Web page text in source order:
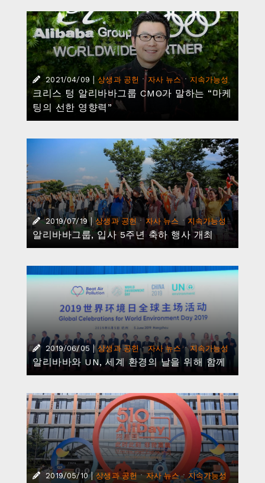
2021/04/09 상생과 공헌 ·자사 뉴스·지속가능성
크리스 텅 알리바바그룹 CMO가 말하는 “마케
팅의 선한 영향력”
2019/07/19 | 상생과 공헌·자사 뉴스 ·지속가능성
알리바바그룹, 입사 5주년 축하 행사 개최
2019/06/05 | 상생과 공헌 ·자사 뉴스 ·지속가능성
알리바바와 UN, 세계 환경의 날을 위해 함께
2019/05/10 | 상생과 공헌 · 자사 뉴스·지속가능성